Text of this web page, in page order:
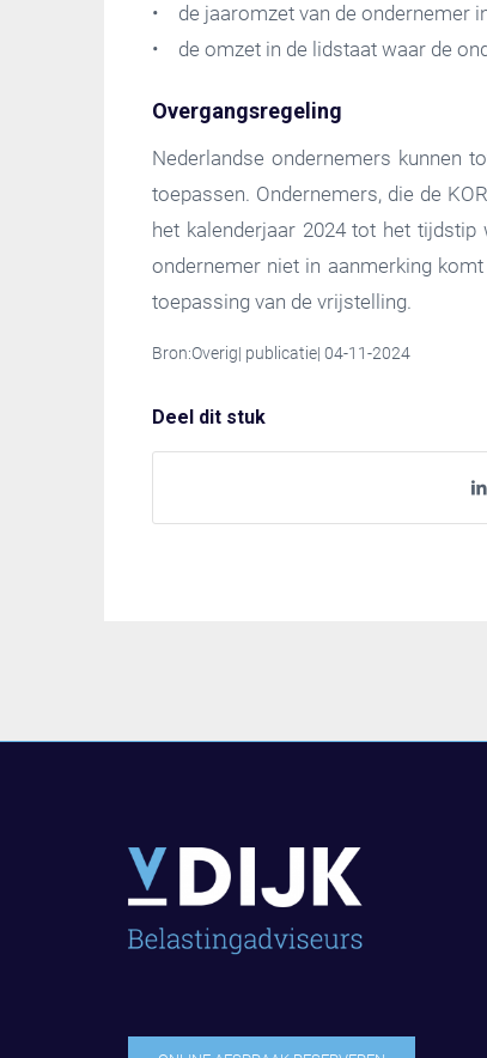
• de jaaromzet van de ondernemer
• de omzet in de lidstaat waar de
Overgangsregeling
Nederlandse ondernemers kunnen
toepassen. Ondernemers, die de
het kalenderjaar 2024 tot het
ondernemer niet in aanmerking
toepassing van de vrijstelling.
Bron:Overig| publicatie| 04-11-2024
Deel dit stuk